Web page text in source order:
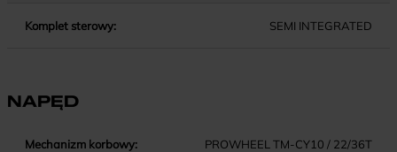
Komplet sterowy: SEMI INTEGRATED
NAPĘD
Mechanizm korbowy: PROWHEEL TM-CY10 / 22/36T